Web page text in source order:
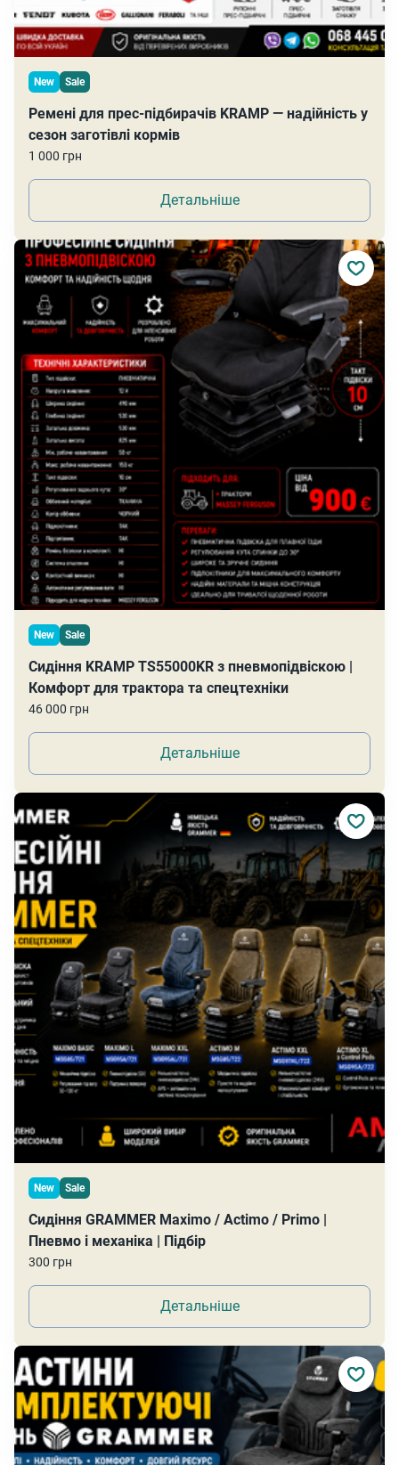
New Sale
Ремені для прес-підбирачів KRAMP — надійність у
сезон заготівлі кормів
1 000 грн
Детальніше
New Sale
Сидіння KRAMP TS55000KR з пневмопідвіскою |
Комфорт для трактора та спецтехніки
46 000 грн
Детальніше
New Sale
Сидіння GRAMMER Maximo / Actimo / Primo |
Пневмо і механіка | Підбір
300 грн
Детальніше